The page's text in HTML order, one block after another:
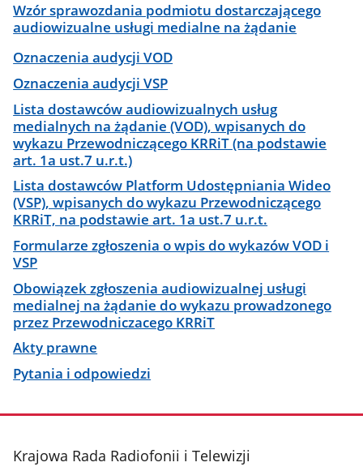
Wzór sprawozdania podmiotu dostarczającego
audiowizualne usługi medialne na żądanie
Oznaczenia audycji VOD
Oznaczenia audycji VSP
Lista dostawców audiowizualnych usług
medialnych na żądanie (VOD), wpisanych do
wykazu Przewodniczącego KRRiT (na podstawie
art. 1a ust.7 u.r.t.)
Lista dostawców Platform Udostępniania Wideo
(VSP), wpisanych do wykazu Przewodniczącego
KRRiT, na podstawie art. 1a ust.7 u.r.t.
Formularze zgłoszenia o wpis do wykazów VOD i
VSP
Obowiązek zgłoszenia audiowizualnej usługi
medialnej na żądanie do wykazu prowadzonego
przez Przewodniczacego KRRiT
Akty prawne
Pytania i odpowiedzi
stopka
Krajowa Rada Radiofonii i Telewizji